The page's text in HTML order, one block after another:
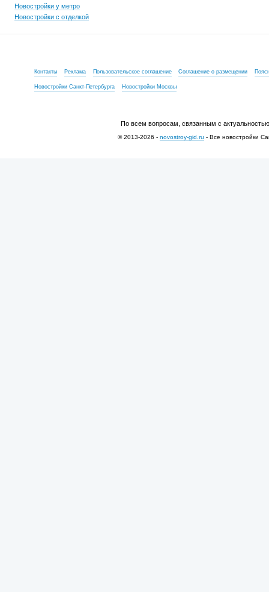
Новостройки у метро
Новостройки с отделкой
Контакты Реклама Пользовательское соглашение Соглашение о размещении
Новостройки Санкт-Петербурга Новостройки Москвы
По всем вопросам, связанным с
© 2013-2026 - novostroy-gid.ru - Все новостройки